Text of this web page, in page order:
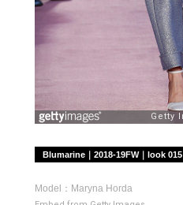
Blumarine｜2018-19FW｜look 015
Model：Maryna Horda